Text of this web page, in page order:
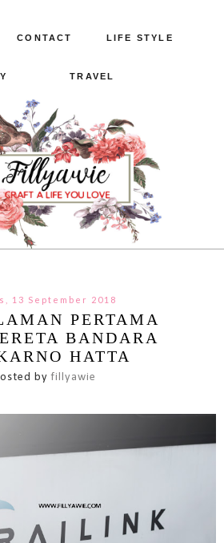
CONTACT LIFE STYLE
TRAVEL
13 September 2018
PERTAMA
BANDARA
HATTA
byfillyawie